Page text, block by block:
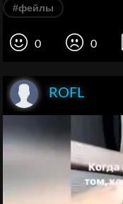
#фейлы
0 0
ROFL